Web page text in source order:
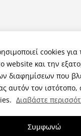
cookies
website και την
διαφημίσεων που
αυτόν τον
Διαβάστε
Συμφωνώ
© 2026
από ThemeGrill.
WordPress